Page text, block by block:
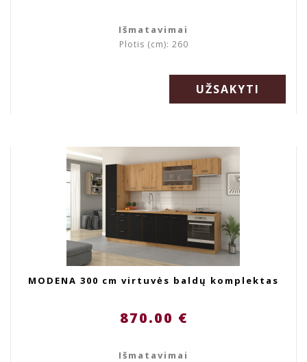
Išmatavimai
Plotis (cm): 260
UŽSAKYTI
MODENA 300 cm virtuvės baldų komplektas
870.00 €
Išmatavimai